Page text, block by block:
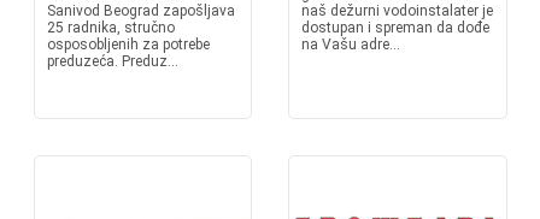
Sanivod Beograd zapošljava
25 radnika, stručno
osposobljenih za potrebe
preduzeća. Preduz...
naš dežurni vodoinstalater je
dostupan i spreman da dođe
na Vašu adre...